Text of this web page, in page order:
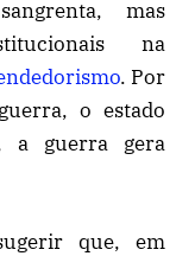
mas
na
. Por
o estado
a guerra gera
que, em